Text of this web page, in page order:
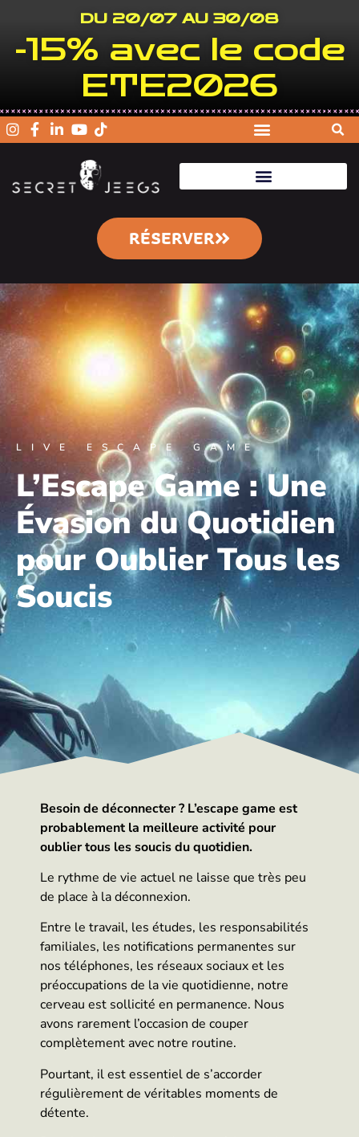
DU 20/07 AU 30/08
-15% avec le code
ETE2026
RÉSERVER
LIVE ESCAPE GAME
L’Escape Game : Une
Évasion du Quotidien
pour Oublier Tous les
Soucis
Besoin de déconnecter ? L’escape game est
probablement la meilleure activité pour
oublier tous les soucis du quotidien.
Le rythme de vie actuel ne laisse que très peu
de place à la déconnexion.
Entre le travail, les études, les responsabilités
familiales, les notifications permanentes sur
nos téléphones, les réseaux sociaux et les
préoccupations de la vie quotidienne, notre
cerveau est sollicité en permanence. Nous
avons rarement l’occasion de couper
complètement avec notre routine.
Pourtant, il est essentiel de s’accorder
régulièrement de véritables moments de
détente.